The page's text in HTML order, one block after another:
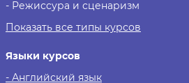
- Режиссура и сценаризм
Показать все типы курсов
Языки курсов
- Английский язык